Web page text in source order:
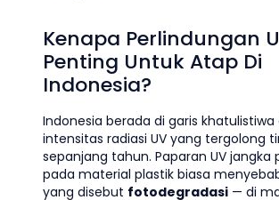
Kenapa Perlindungan
Penting Untuk Atap Di
Indonesia?
Indonesia berada di garis khatulistiwa
intensitas radiasi UV yang tergolong
sepanjang tahun. Paparan UV jangka
pada material plastik biasa
yang disebut fotodegradasi — di